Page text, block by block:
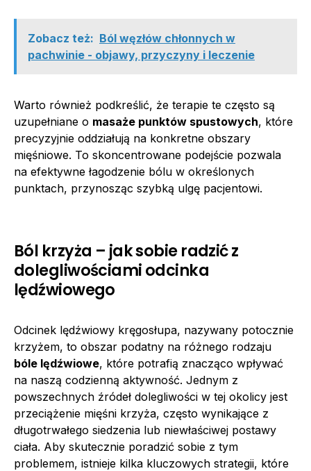
Zobacz też: Ból węzłów chłonnych w
pachwinie - objawy, przyczyny i leczenie
Warto również podkreślić, że terapie te często są
uzupełniane o masaże punktów spustowych, które
precyzyjnie oddziałują na konkretne obszary
mięśniowe. To skoncentrowane podejście pozwala
na efektywne łagodzenie bólu w określonych
punktach, przynosząc szybką ulgę pacjentowi.
Ból krzyża – jak sobie radzić z
dolegliwościami odcinka
lędźwiowego
Odcinek lędźwiowy kręgosłupa, nazywany potocznie
krzyżem, to obszar podatny na różnego rodzaju
bóle lędźwiowe, które potrafią znacząco wpływać
na naszą codzienną aktywność. Jednym z
powszechnych źródeł dolegliwości w tej okolicy jest
przeciążenie mięśni krzyża, często wynikające z
długotrwałego siedzenia lub niewłaściwej postawy
ciała. Aby skutecznie poradzić sobie z tym
problemem, istnieje kilka kluczowych strategii, które